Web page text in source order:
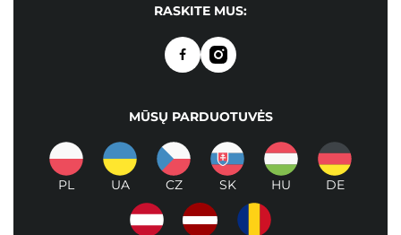
RASKITE MUS:
MŪSŲ PARDUOTUVĖS
PL UA CZ SK HU DE